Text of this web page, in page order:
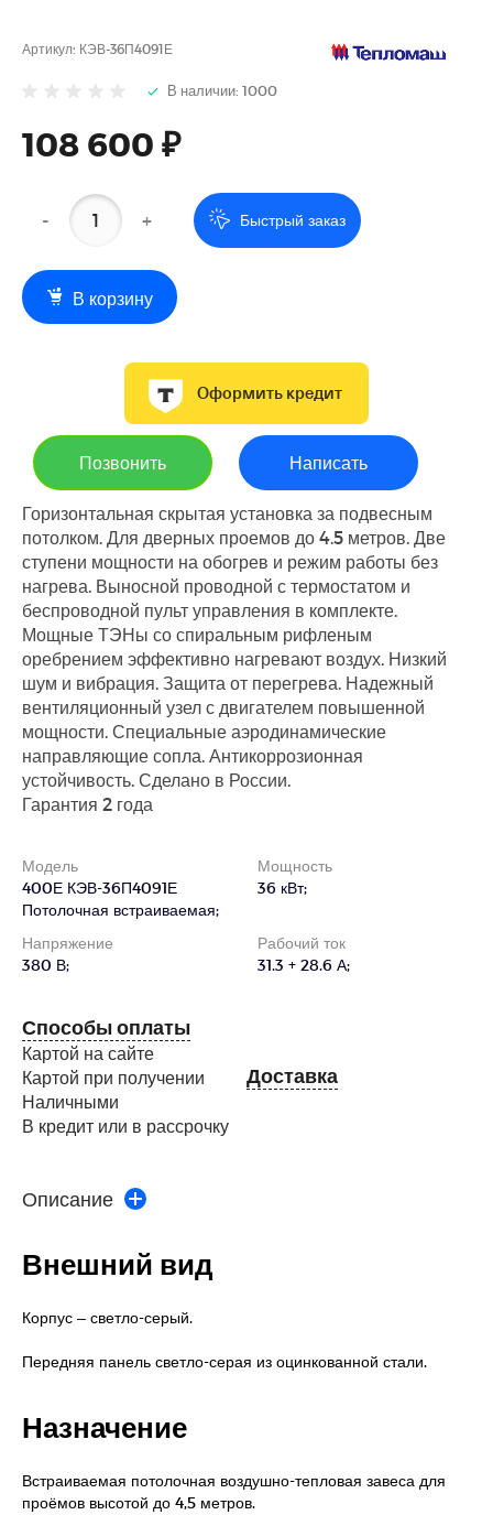
Артикул: КЭВ-36П4091Е
В наличии: 1000
108 600 ₽
- + Быстрый заказ
В корзину
Оформить кредит
Позвонить Написать
Горизонтальная скрытая установка за подвесным
потолком. Для дверных проемов до 4.5 метров. Две
ступени мощности на обогрев и режим работы без
нагрева. Выносной проводной с термостатом и
беспроводной пульт управления в комплекте.
Мощные ТЭНы со спиральным рифленым
оребрением эффективно нагревают воздух. Низкий
шум и вибрация. Защита от перегрева. Надежный
вентиляционный узел с двигателем повышенной
мощности. Специальные аэродинамические
направляющие сопла. Антикоррозионная
устойчивость. Сделано в России.
Гарантия 2 года
Модель
400Е КЭВ-36П4091Е
Потолочная встраиваемая;
Мощность
36 кВт;
Напряжение
380 В;
Рабочий ток
31.3 + 28.6 А;
Способы оплаты
Картой на сайте
Картой при получении
Наличными
В кредит или в рассрочку
Доставка
Описание
Внешний вид
Корпус – светло-серый.
Передняя панель светло-серая из оцинкованной стали.
Назначение
Встраиваемая потолочная воздушно-тепловая завеса для
проёмов высотой до 4,5 метров.